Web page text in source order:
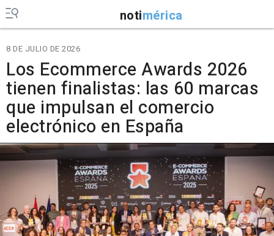
notimérica
8 DE JULIO DE 2026
Los Ecommerce Awards 2026
tienen finalistas: las 60 marcas
que impulsan el comercio
electrónico en España